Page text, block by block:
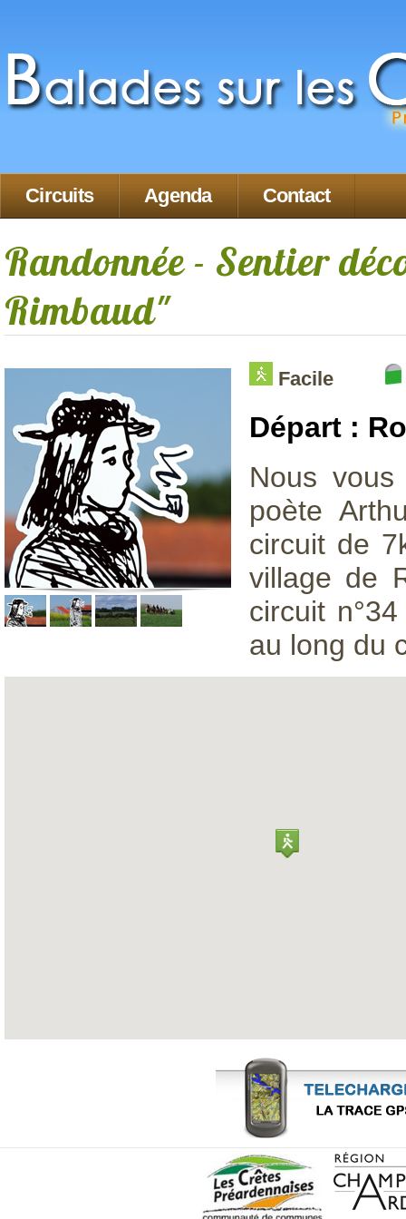
Circuits Agenda Contact
Randonnée - Sentier
Rimbaud"
Facile
Départ :
Nous
poète
circuit de
village de
circuit
au long du